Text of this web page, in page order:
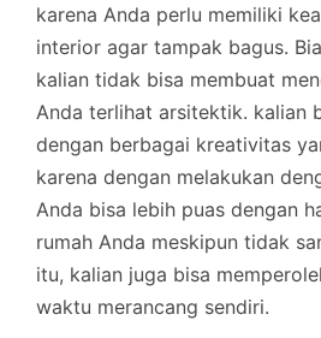
karena Anda perlu memiliki
interior agar tampak bagus.
kalian tidak bisa membuat
Anda terlihat arsitektik. kalian
dengan berbagai kreativitas
karena dengan melakukan
Anda bisa lebih puas dengan
rumah Anda meskipun tidak
itu, kalian juga bisa
waktu merancang sendiri.